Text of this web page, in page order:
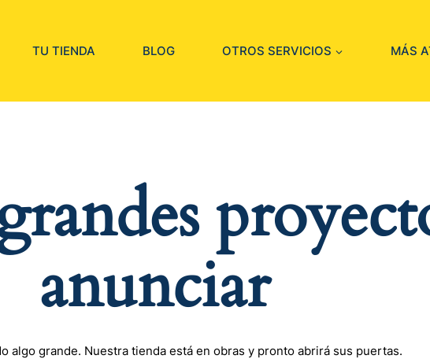
TU TIENDA BLOG OTROS SERVICIOS MÁS
anunciar
algo grande. Nuestra tienda está en obras y pronto abrirá sus puertas.